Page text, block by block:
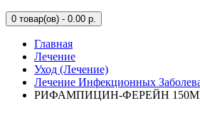
0 товар(ов) - 0.00 р.
Главная
Лечение
Уход (Лечение)
Лечение Инфекционных
РИФАМПИЦИН-ФЕРЕЙН